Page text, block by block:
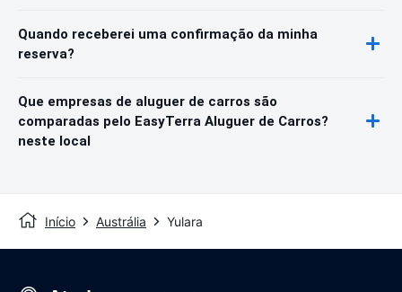
Quando receberei uma confirmação da minha
reserva?
Que empresas de aluguer de carros são
comparadas pelo EasyTerra Aluguer de Carros?
neste local
Início Austrália Yulara